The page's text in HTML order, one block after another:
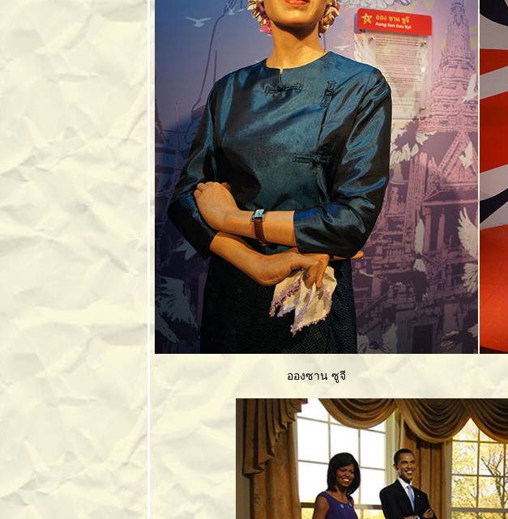
ถ้ำเขาบินและถ้ำ
เมืองเพชรบุรี อดีตที่
ฝนแปดแดดสี่ ที่นี่
สวนนงนุชพัทยา
ละฟาร์มจระเข้
อองซาน ซูจี